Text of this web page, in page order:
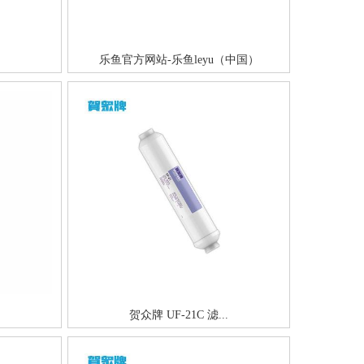
乐鱼官方网站-乐鱼leyu（中国）
贺众牌 UF-21C 滤...